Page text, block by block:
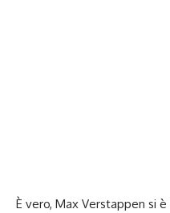
È vero, Max Verstappen si